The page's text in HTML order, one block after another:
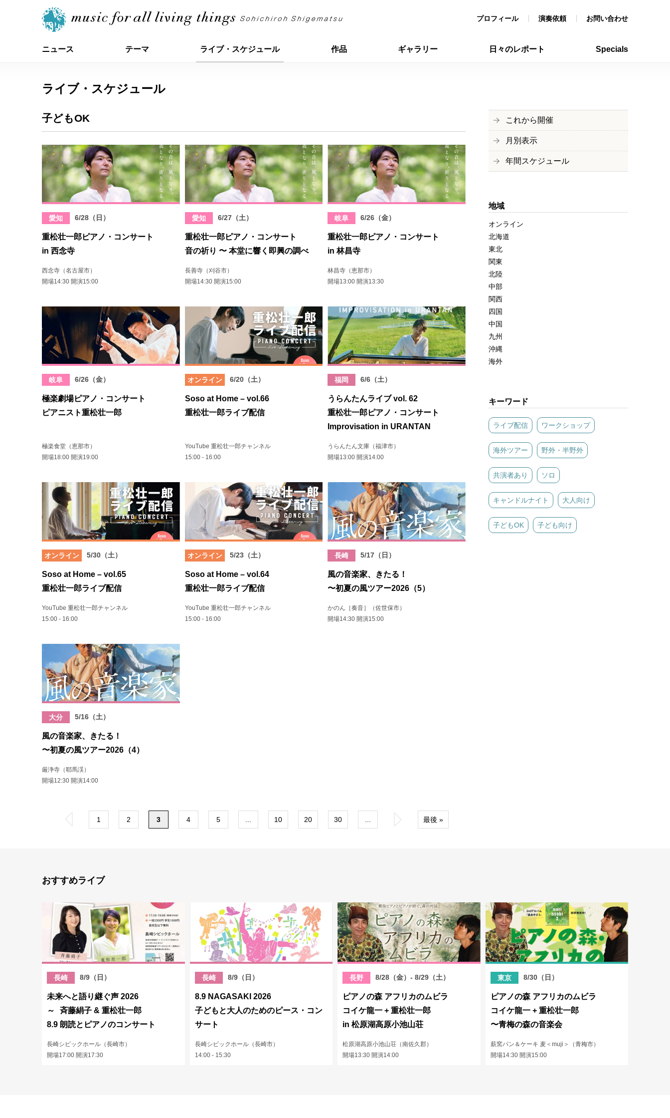
プロフィール 演奏依頼 お問い合わせ
ニュース テーマ ライブ・スケジュール 作品 ギャラリー 日々のレポート Specials
ライブ・スケジュール
子どもOK
愛知 6/28（日）
重松壮一郎ピアノ・コンサート
in 西念寺
西念寺（名古屋市）
開場14:30 開演15:00
愛知 6/27（土）
重松壮一郎ピアノ・コンサート
音の祈り 〜 本堂に響く即興の調べ
長善寺（刈谷市）
開場14:30 開演15:00
岐阜 6/26（金）
重松壮一郎ピアノ・コンサート
in 林昌寺
林昌寺（恵那市）
開場13:00 開演13:30
岐阜 6/26（金）
極楽劇場ピアノ・コンサート
ピアニスト重松壮一郎
極楽食堂（恵那市）
開場18:00 開演19:00
オンライン 6/20（土）
Soso at Home – vol.66
重松壮一郎ライブ配信
YouTube 重松壮一郎チャンネル
15:00 - 16:00
福岡 6/6（土）
うらんたんライブ vol. 62
重松壮一郎ピアノ・コンサート
Improvisation in URANTAN
うらんたん文庫（福津市）
開場13:00 開演14:00
オンライン 5/30（土）
Soso at Home – vol.65
重松壮一郎ライブ配信
YouTube 重松壮一郎チャンネル
15:00 - 16:00
オンライン 5/23（土）
Soso at Home – vol.64
重松壮一郎ライブ配信
YouTube 重松壮一郎チャンネル
15:00 - 16:00
長崎 5/17（日）
風の音楽家、きたる！
〜初夏の風ツアー2026（5）
かのん［奏音］（佐世保市）
開場14:30 開演15:00
大分 5/16（土）
風の音楽家、きたる！
〜初夏の風ツアー2026（4）
厳浄寺（耶馬渓）
開場12:30 開演14:00
« 1 2 3 4 5 10 20 30 » 最後 »
おすすめライブ
長崎 8/9（日）
未来へと語り継ぐ声 2026
～ 斉藤絹子 & 重松壮一郎
8.9 朗読とピアノのコンサート
長崎シビックホール（長崎市）
開場17:00 開演17:30
長崎 8/9（日）
8.9 NAGASAKI 2026
子どもと大人のためのピース・コン
サート
長崎シビックホール（長崎市）
14:00 - 15:30
長野 8/28（金）- 8/29（土）
ピアノの森 アフリカのムビラ
コイケ龍一 + 重松壮一郎
in 松原湖高原小池山荘
松原湖高原小池山荘（南佐久郡）
開場13:30 開演14:00
東京 8/30（日）
ピアノの森 アフリカのムビラ
コイケ龍一 + 重松壮一郎
〜青梅の森の音楽会
薪窯パン＆ケーキ 麦＜muji＞（青梅市）
開場14:30 開演15:00
これから開催
月別表示
年間スケジュール
地域
オンライン
北海道
東北
関東
北陸
中部
関西
四国
中国
九州
沖縄
海外
キーワード
ライブ配信 ワークショップ
海外ツアー 野外・半野外
共演者あり ソロ
キャンドルナイト 大人向け
子どもOK 子ども向け